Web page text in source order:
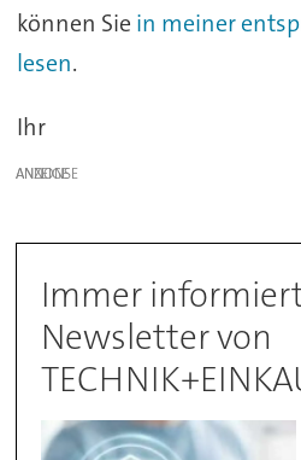
können Sie in meiner
lesen.
Ihr
ANZEIGE
Immer
Newsletter von